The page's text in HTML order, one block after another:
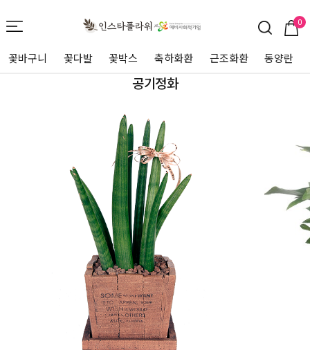
0
꽃바구니 꽃다발 꽃박스 축하화환 근조화환 동양란
공기정화